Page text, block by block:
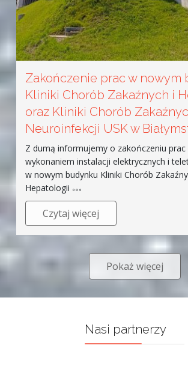
Zakończenie prac w nowym
Kliniki Chorób Zakaźnych i
oraz Kliniki Chorób
Neuroinfekcji USK w
Z dumą informujemy o zakończeniu prac
wykonaniem instalacji elektrycznych i
w nowym budynku Kliniki Chorób
Hepatologii
Czytaj więcej
Pokaż więcej
Nasi partnerzy